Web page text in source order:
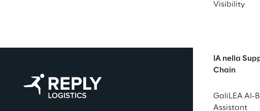
Visibility
IA nella
Chain
GaliLEA AI-
Assistant